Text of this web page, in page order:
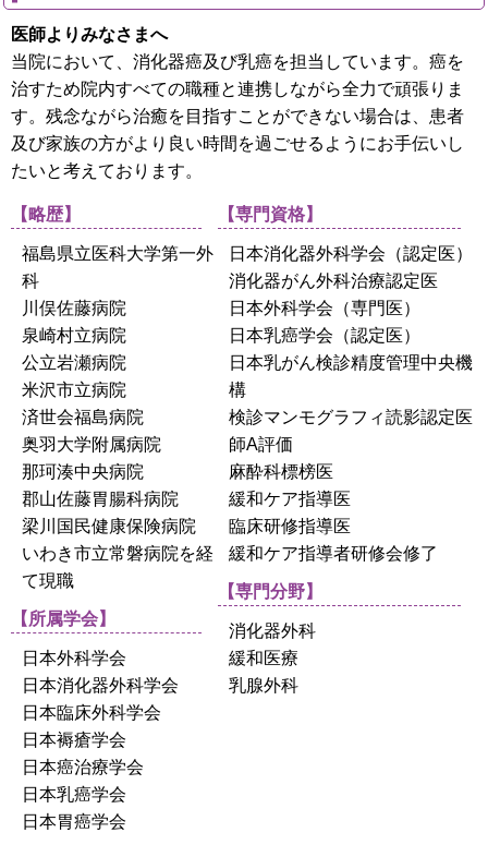
医師よりみなさまへ
当院において、消化器癌及び乳癌を担当しています。癌を
治すため院内すべての職種と連携しながら全力で頑張りま
す。残念ながら治癒を目指すことができない場合は、患者
及び家族の方がより良い時間を過ごせるようにお手伝いし
たいと考えております。
【略歴】
福島県立医科大学第一外
科
川俣佐藤病院
泉崎村立病院
公立岩瀬病院
米沢市立病院
済世会福島病院
奥羽大学附属病院
那珂湊中央病院
郡山佐藤胃腸科病院
梁川国民健康保険病院
いわき市立常磐病院を経
て現職
【所属学会】
日本外科学会
日本消化器外科学会
日本臨床外科学会
日本褥瘡学会
日本癌治療学会
日本乳癌学会
日本胃癌学会
【専門資格】
日本消化器外科学会（認定医）
消化器がん外科治療認定医
日本外科学会（専門医）
日本乳癌学会（認定医）
日本乳がん検診精度管理中央機
構
検診マンモグラフィ読影認定医
師A評価
麻酔科標榜医
緩和ケア指導医
臨床研修指導医
緩和ケア指導者研修会修了
【専門分野】
消化器外科
緩和医療
乳腺外科